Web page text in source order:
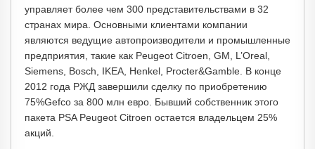
управляет более чем 300 представительствами в 32
странах мира. Основными клиентами компании
являются ведущие автопроизводители и промышленные
предприятия, такие как Peugeot Citroen, GM, L’Oreal,
Siemens, Bosch, IKEA, Henkel, Procter&Gamble. В конце
2012 года РЖД завершили сделку по приобретению
75%Gefco за 800 млн евро. Бывший собственник этого
пакета PSA Peugeot Citroen остается владельцем 25%
акций.